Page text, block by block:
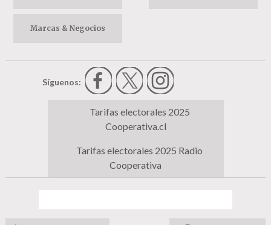
Marcas & Negocios
Síguenos:
Tarifas electorales 2025
Cooperativa.cl
Tarifas electorales 2025 Radio
Cooperativa